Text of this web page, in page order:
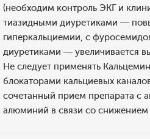
(необходим контроль ЭКГ и
тиазидными диуретиками —
гиперкальциемии, с
диуретиками — увеличивается
Не следует применять
блокаторами кальциевых
сочетанный прием препарата с
алюминий в связи со снижением